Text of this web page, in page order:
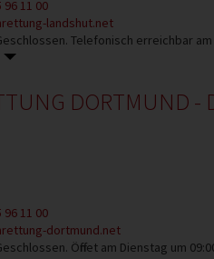
96 11 00
landshut.net
Telefonisch erreichbar
DORTMUND -
96 11 00
dortmund.net
Öffnet am Dienstag um